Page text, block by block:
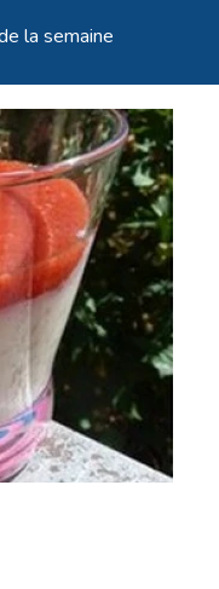
la semaine